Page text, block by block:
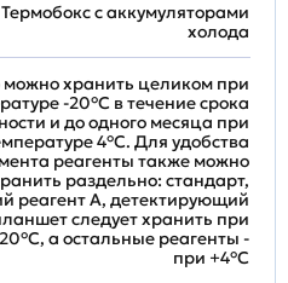
Термобокс с аккумуляторами
холода
хранить целиком при
-20°C в течение срока
и до одного месяца при
4°C. Для удобства
реагенты также можно
раздельно: стандарт,
реагент A, детектирующий
следует хранить при
а остальные реагенты -
при +4°С